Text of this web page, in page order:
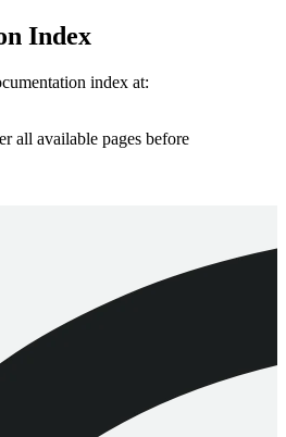
Index
index at:
all available pages before